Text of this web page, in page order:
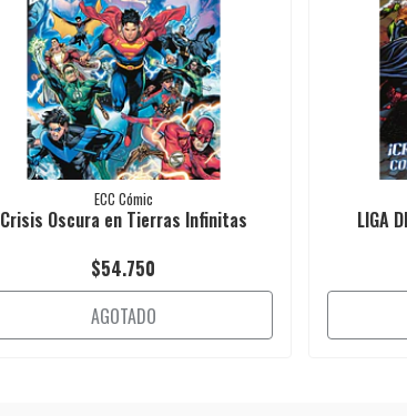
ECC Cómic
Crisis Oscura en Tierras Infinitas
$54.750
AGOTADO
LIGA